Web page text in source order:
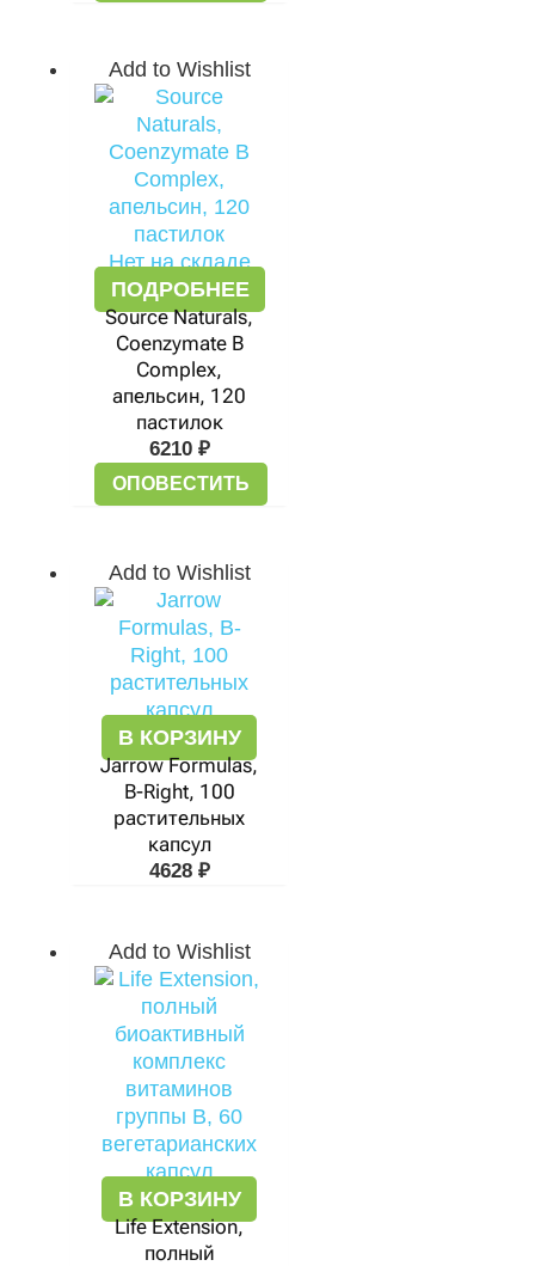
Add to Wishlist
Нет на складе
ПОДРОБНЕЕ
Source Naturals,
Coenzymate B
Complex,
апельсин, 120
пастилок
6210 ₽
ОПОВЕСТИТЬ
Add to Wishlist
В КОРЗИНУ
Jarrow Formulas,
B-Right, 100
растительных
капсул
4628 ₽
Add to Wishlist
В КОРЗИНУ
Life Extension,
полный